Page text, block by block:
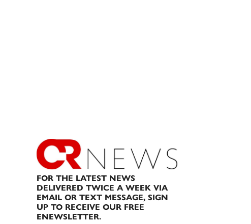
FOR THE LATEST NEWS
DELIVERED TWICE A WEEK VIA
EMAIL OR TEXT MESSAGE, SIGN
UP TO RECEIVE OUR FREE
ENEWSLETTER.